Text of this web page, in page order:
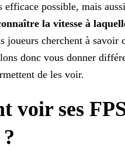
efficace possible, mais aussi
la vitesse à
joueurs cherchent à savoir
donc vous donner
de les voir.
voir ses